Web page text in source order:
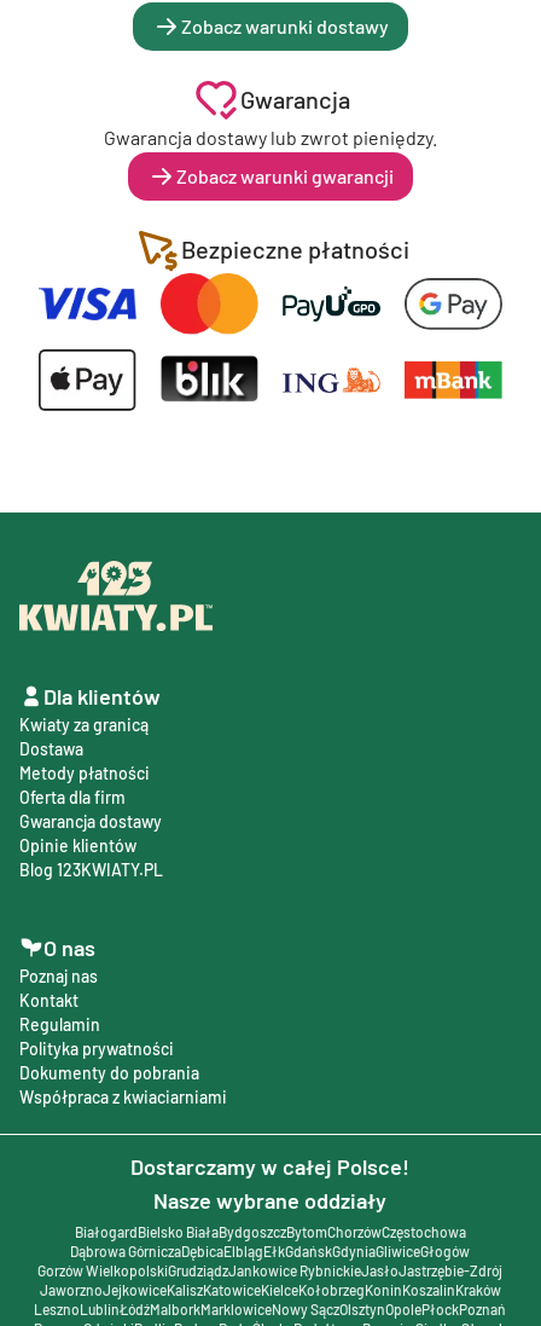
Zobacz warunki dostawy
Gwarancja
Gwarancja dostawy lub zwrot pieniędzy.
Zobacz warunki gwarancji
Bezpieczne płatności
Dla klientów
Kwiaty za granicą
Dostawa
Metody płatności
Oferta dla firm
Gwarancja dostawy
Opinie klientów
Blog 123KWIATY.PL
O nas
Poznaj nas
Kontakt
Regulamin
Polityka prywatności
Dokumenty do pobrania
Współpraca z kwiaciarniami
Dostarczamy w całej Polsce!
Nasze wybrane oddziały
BiałogardBielsko BiałaBydgoszczBytomChorzówCzęstochowa
Dąbrowa GórniczaDębicaElblągEłkGdańskGdyniaGliwiceGłogów
Gorzów WielkopolskiGrudziądzJankowice RybnickieJasłoJastrzębie-Zdrój
JaworznoJejkowiceKaliszKatowiceKielceKołobrzegKoninKoszalinKraków
LesznoLublinŁódźMalborkMarklowiceNowy SączOlsztynOpolePłockPoznań